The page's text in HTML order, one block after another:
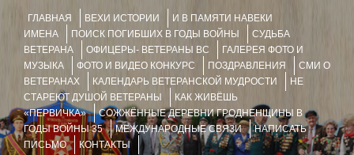
ГЛАВНАЯ ВЕХИ ИСТОРИИ
И В ПАМЯТИ НАВЕКИ
ИМЕНА
ПОИСК ПОГИБШИХ В ГОДЫ ВОЙНЫ
СУДЬБА
ВЕТЕРАНА
ОФИЦЕРЫ- ВЕТЕРАНЫ ВС
ГАЛЕРЕЯ ФОТО И
МУЗЫКА
ФОТО И ВИДЕО КОНКУРС ПОЗДРАВЛЕНИЯ
СМИ О
ВЕТЕРАНАХ
КАЛЕНДАРЬ ВЕТЕРАНСКОЙ МУДРОСТИ
НЕ
СТАРЕЮТ ДУШОЙ ВЕТЕРАНЫ
КАК ЖИВЁШЬ
«ПЕРВИЧКА»
СОЖЖЁННЫЕ ДЕРЕВНИ ГРОДНЕНЩИНЫ В
ГОДЫ ВОЙНЫ 35
МЕЖДУНАРОДНЫЕ СВЯЗИ
НАПИСАТЬ
ПИСЬМО
КОНТАКТЫ